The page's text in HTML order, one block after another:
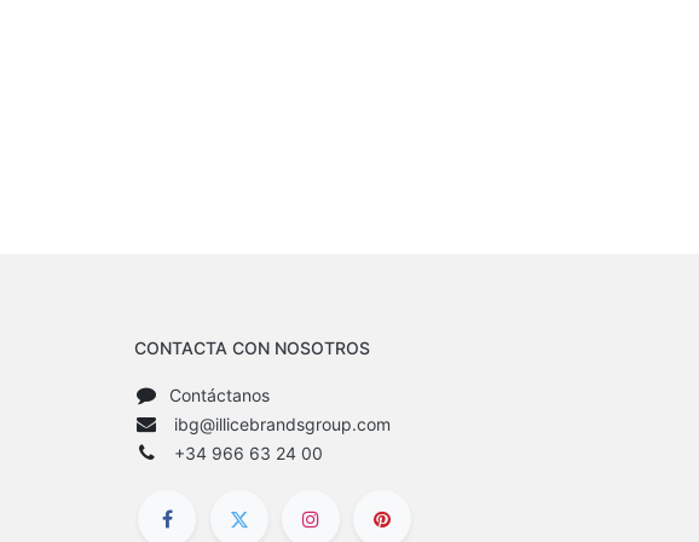
CONTACTA CON NOSOTROS
Contáctanos
ibg@illicebrandsgroup.com
+34 966 63 24 00